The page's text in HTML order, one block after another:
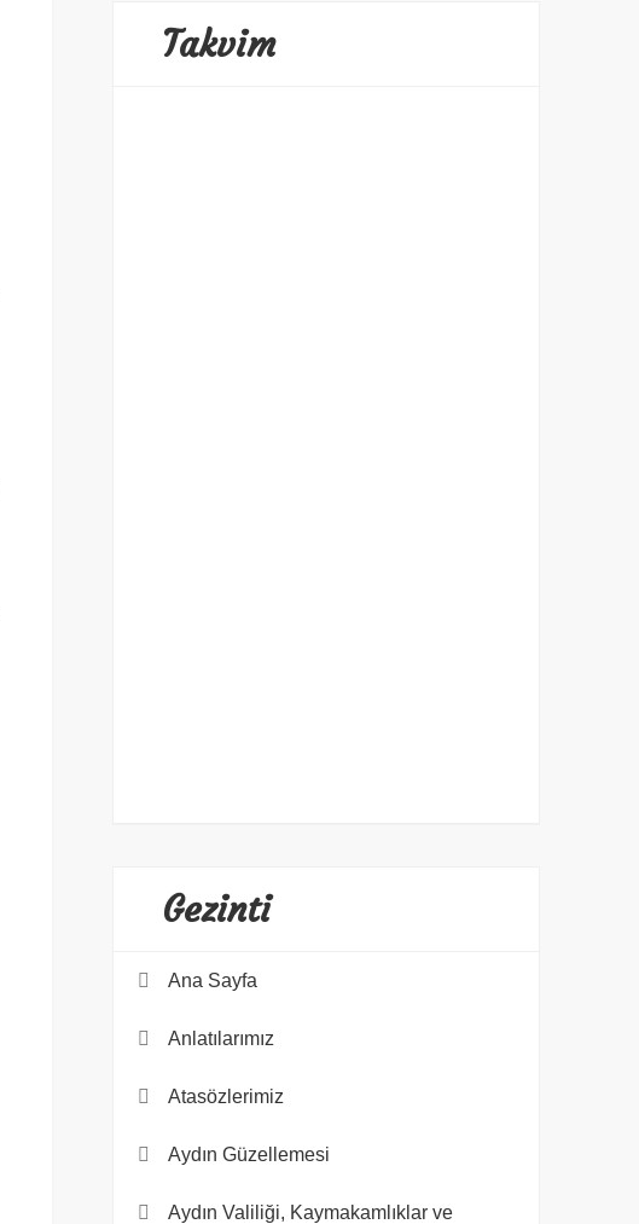
Takvim
Gezinti
Ana Sayfa
Anlatılarımız
Atasözlerimiz
Aydın Güzellemesi
Aydın Valiliği, Kaymakamlıklar ve